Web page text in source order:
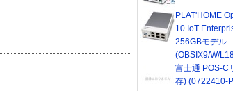
PLAT'HOME
10 IoT
256GBモデル
(OBSIX9/W/
富士通 POS-C
存) (0722410-